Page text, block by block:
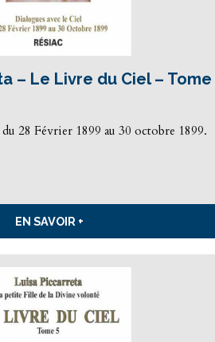
– Le Livre du Ciel – Tome
28 Février 1899 au 30 octobre 1899.
EN SAVOIR +